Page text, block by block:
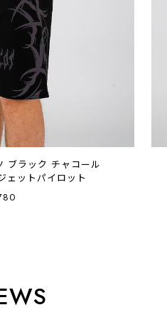
ブラック チャコール
ジェットパイロット